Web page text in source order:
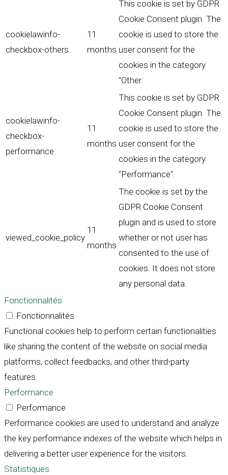
cookielawinfo-
checkbox-others
11
months
This cookie is set by GDPR
Cookie Consent plugin. The
cookie is used to store the
user consent for the
cookies in the category
"Other.
cookielawinfo-
checkbox-
performance
11
months
This cookie is set by GDPR
Cookie Consent plugin. The
cookie is used to store the
user consent for the
cookies in the category
"Performance".
viewed_cookie_policy
11
months
The cookie is set by the
GDPR Cookie Consent
plugin and is used to store
whether or not user has
consented to the use of
cookies. It does not store
any personal data.
Fonctionnalités
Fonctionnalités
Functional cookies help to perform certain functionalities
like sharing the content of the website on social media
platforms, collect feedbacks, and other third-party
features.
Performance
Performance
Performance cookies are used to understand and analyze
the key performance indexes of the website which helps in
delivering a better user experience for the visitors.
Statistiques